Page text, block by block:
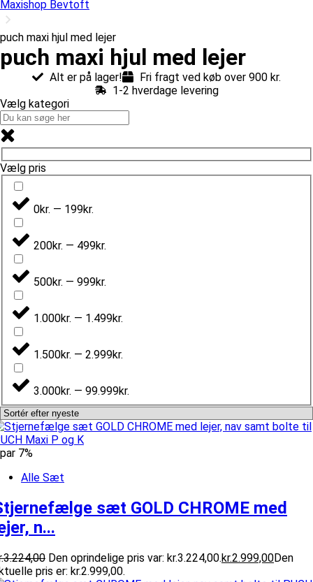
Maxishop Bevtoft
puch maxi hjul med lejer
puch maxi hjul med lejer
Alt er på lager!
Fri fragt ved køb over 900 kr.
1-2 hverdage levering
Vælg kategori
Vælg pris
0kr. — 199kr.
200kr. — 499kr.
500kr. — 999kr.
1.000kr. — 1.499kr.
1.500kr. — 2.999kr.
3.000kr. — 99.999kr.
7%
Alle Sæt
sæt GOLD CHROME med
n...
3.224,00 Den oprindelige pris var: kr.3.224,00.kr.2.999,00Den
pris er: kr.2.999,00.